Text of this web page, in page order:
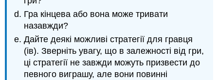
Гра кінцева або вона може тривати
назавжди?
Дайте деякі можливі стратегії для гравця
(ів). Зверніть увагу, що в залежності від гри,
ці стратегії не завжди можуть призвести до
певного виграшу, але вони повинні